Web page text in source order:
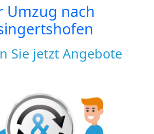
Umzug nach
Sie jetzt Angebote